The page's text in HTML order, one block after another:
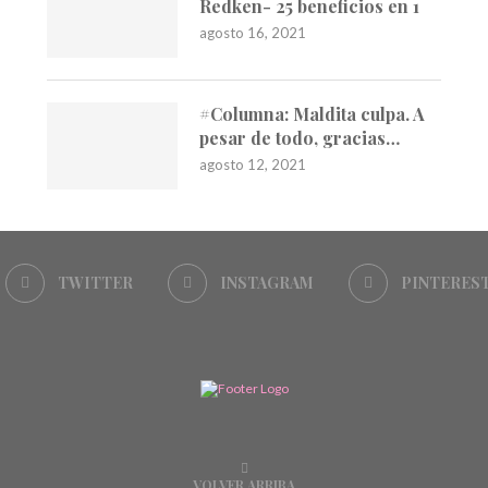
Redken- 25 beneficios en 1
agosto 16, 2021
#Columna: Maldita culpa. A
pesar de todo, gracias…
agosto 12, 2021
TWITTER INSTAGRAM